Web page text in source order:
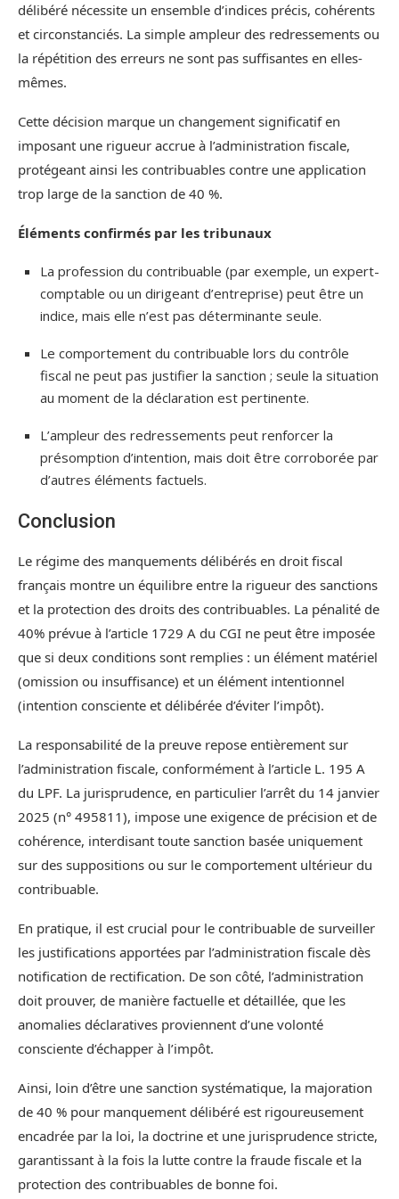
délibéré nécessite un ensemble d’indices précis, cohérents
et circonstanciés. La simple ampleur des redressements ou
la répétition des erreurs ne sont pas suffisantes en elles-
mêmes.
Cette décision marque un changement significatif en
imposant une rigueur accrue à l’administration fiscale,
protégeant ainsi les contribuables contre une application
trop large de la sanction de 40 %.
Éléments confirmés par les tribunaux
La profession du contribuable (par exemple, un expert-
comptable ou un dirigeant d’entreprise) peut être un
indice, mais elle n’est pas déterminante seule.
Le comportement du contribuable lors du contrôle
fiscal ne peut pas justifier la sanction ; seule la situation
au moment de la déclaration est pertinente.
L’ampleur des redressements peut renforcer la
présomption d’intention, mais doit être corroborée par
d’autres éléments factuels.
Conclusion
Le régime des manquements délibérés en droit fiscal
français montre un équilibre entre la rigueur des sanctions
et la protection des droits des contribuables. La pénalité de
40% prévue à l’article 1729 A du CGI ne peut être imposée
que si deux conditions sont remplies : un élément matériel
(omission ou insuffisance) et un élément intentionnel
(intention consciente et délibérée d’éviter l’impôt).
La responsabilité de la preuve repose entièrement sur
l’administration fiscale, conformément à l’article L. 195 A
du LPF. La jurisprudence, en particulier l’arrêt du 14 janvier
2025 (n° 495811), impose une exigence de précision et de
cohérence, interdisant toute sanction basée uniquement
sur des suppositions ou sur le comportement ultérieur du
contribuable.
En pratique, il est crucial pour le contribuable de surveiller
les justifications apportées par l’administration fiscale dès
notification de rectification. De son côté, l’administration
doit prouver, de manière factuelle et détaillée, que les
anomalies déclaratives proviennent d’une volonté
consciente d’échapper à l’impôt.
Ainsi, loin d’être une sanction systématique, la majoration
de 40 % pour manquement délibéré est rigoureusement
encadrée par la loi, la doctrine et une jurisprudence stricte,
garantissant à la fois la lutte contre la fraude fiscale et la
protection des contribuables de bonne foi.